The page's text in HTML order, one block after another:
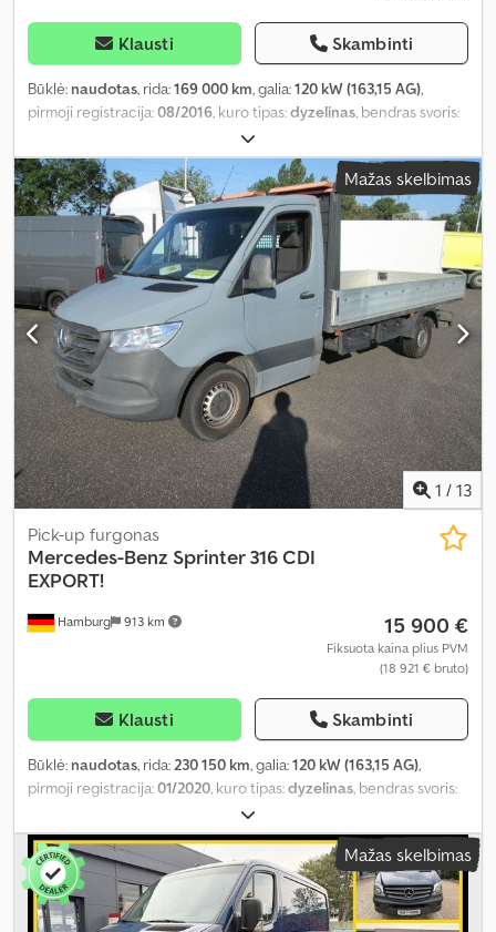
Klausti Skambinti
Būklė: naudotas, rida:169 000 km, galia:120 kW (163,15 AG),
pirmoji registracija:08/2016, kuro tipas:dyzelinas, bendras svoris:
, pavaros tipas:
Euro 6, sėdimų vietų skaičius:3, Įranga:ABS, centrinis užraktas,
oro kondicionavimas, suodžių filtras, Mažas skelbimas
1 / 13
Hamburg 913 km
Pick-up furgonas
Mercedes-Benz Sprinter 316 CDI
EXPORT!
15 900 €
Fiksuota kaina plius PVM
(18 921 € bruto)
Klausti Skambinti
Būklė: naudotas, rida:230 150 km, galia:120 kW (163,15 AG),
pirmoji registracija:01/2020, kuro tipas:dyzelinas, bendras svoris:
2 ašys
pilkas, vairuotojo kabina:kitas, pavaros tipas:mechaninis, emisijos
klasė:Euro 6, pakaba: plienas, krovimo vietos ilgis:4 300 mm,
Įranga:borto kompiuteris, kruizo kontrolė, navigacijos sistema,
trauki kontrolė,
Mažas skelbimas